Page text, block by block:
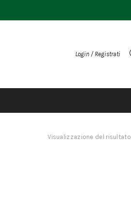
Login / Registrati
Visualizzazione del risultato